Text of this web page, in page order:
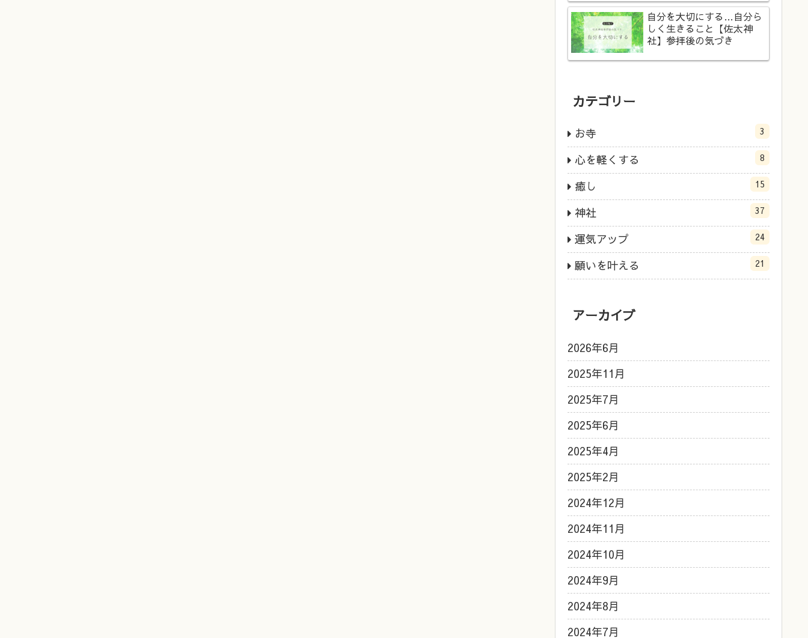
自分を大切にする…自分ら
しく生きること【佐太神
社】参拝後の気づき
カテゴリー
お寺 3
心を軽くする 8
癒し 15
神社 37
運気アップ 24
願いを叶える 21
アーカイブ
2026年6月
2025年11月
2025年7月
2025年6月
2025年4月
2025年2月
2024年12月
2024年11月
2024年10月
2024年9月
2024年8月
2024年7月